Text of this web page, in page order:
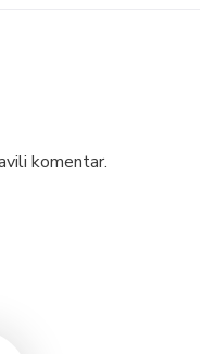
komentar.